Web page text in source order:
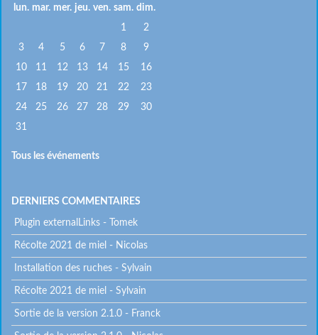
lun. mar. mer. jeu. ven. sam. dim.
1
2
3
4 5 6 7 8
9
10
11 12 13 14 15
16
17
18 19 20 21 22
23
24
25 26 27 28 29
30
31
Tous les événements
DERNIERS COMMENTAIRES
Plugin externalLinks - Tomek
Récolte 2021 de miel - Nicolas
Installation des ruches - Sylvain
Récolte 2021 de miel - Sylvain
Sortie de la version 2.1.0 - Franck